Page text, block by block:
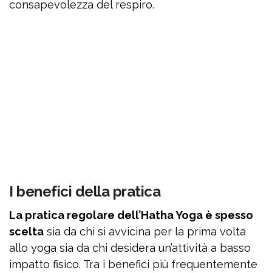
consapevolezza del respiro.
I benefici della pratica
La pratica regolare dell’Hatha Yoga è spesso
scelta sia da chi si avvicina per la prima volta
allo yoga sia da chi desidera un’attività a basso
impatto fisico. Tra i benefici più frequentemente